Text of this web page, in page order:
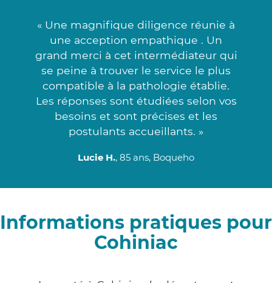
« Une magnifique diligence réunie à
une acception empathique . Un
grand merci à cet intermédiateur qui
se peine à trouver le service le plus
compatible à la pathologie établie.
Les réponses sont étudiées selon vos
besoins et sont précises et les
postulants accueillants. »
Lucie H., 85 ans, Boqueho
Informations pratiques pour
Cohiniac